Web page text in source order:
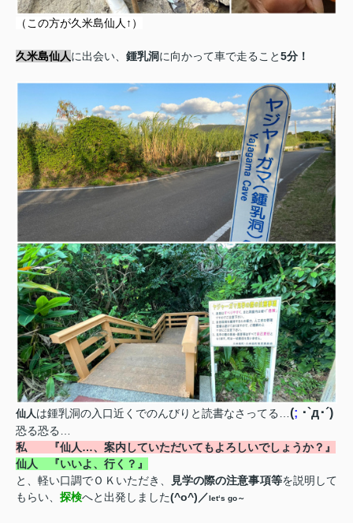
（この方が久米島仙人↑）
久米島仙人に出会い、 鍾乳洞に向かって車で走ること5分！
仙人は鍾乳洞の入口近くでのんびりと読書なさってる…(; ･`д･´)
恐る恐る…
私
『仙人…、案内していただいてもよろしいでしょうか？』
仙人
『いいよ、行く？』
と、軽い口調でＯＫいただき、
見学の際の注意事項等を説明して
もらい、 探検へと出発しました(^o^)／ let‘s go～